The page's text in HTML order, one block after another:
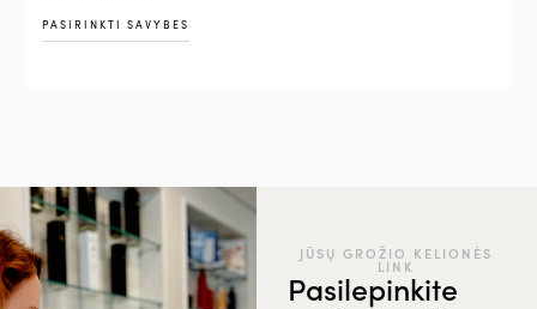
PASIRINKTI SAVYBES
JŪSŲ GROŽIO KELIONĖS
LINK
Pasilepinkite